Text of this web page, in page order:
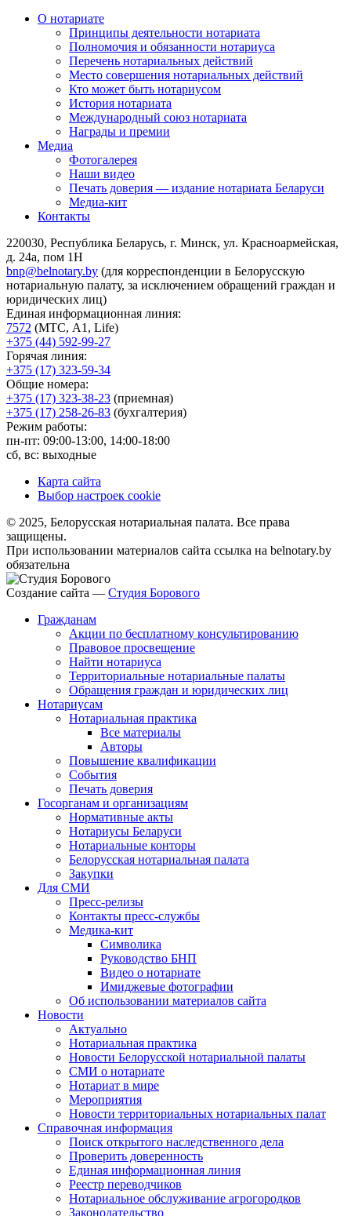
О нотариате
Принципы деятельности нотариата
Полномочия и обязанности нотариуса
Перечень нотариальных действий
Место совершения нотариальных действий
Кто может быть нотариусом
История нотариата
Международный союз нотариата
Награды и премии
Медиа
Фотогалерея
Наши видео
Печать доверия — издание нотариата Беларуси
Медиа-кит
Контакты
220030, Республика Беларусь, г. Минск, ул. Красноармейская,
д. 24а, пом 1Н
bnp@belnotary.by (для корреспонденции в Белорусскую
нотариальную палату, за исключением обращений граждан и
юридических лиц)
Единая информационная линия:
7572 (МТС, A1, Life)
+375 (44) 592-99-27
Горячая линия:
+375 (17) 323-59-34
Общие номера:
+375 (17) 323-38-23 (приемная)
+375 (17) 258-26-83 (бухгалтерия)
Режим работы:
пн-пт: 09:00-13:00, 14:00-18:00
сб, вс: выходные
Карта сайта
Выбор настроек cookie
© 2025, Белорусская нотариальная палата. Все права
защищены.
При использовании материалов сайта ссылка на belnotary.by
обязательна
Создание сайта — Студия Борового
Гражданам
Акции по бесплатному консультированию
Правовое просвещение
Найти нотариуса
Территориальные нотариальные палаты
Обращения граждан и юридических лиц
Нотариусам
Нотариальная практика
Все материалы
Авторы
Повышение квалификации
События
Печать доверия
Госорганам и организациям
Нормативные акты
Нотариусы Беларуси
Нотариальные конторы
Белорусская нотариальная палата
Закупки
Для СМИ
Пресс-релизы
Контакты пресс-службы
Медика-кит
Символика
Руководство БНП
Видео о нотариате
Имиджевые фотографии
Об использовании материалов сайта
Новости
Актуально
Нотариальная практика
Новости Белорусской нотариальной палаты
СМИ о нотариате
Нотариат в мире
Мероприятия
Новости территориальных нотариальных палат
Справочная информация
Поиск открытого наследственного дела
Проверить доверенность
Единая информационная линия
Реестр переводчиков
Нотариальное обслуживание агрогородков
Законодательство